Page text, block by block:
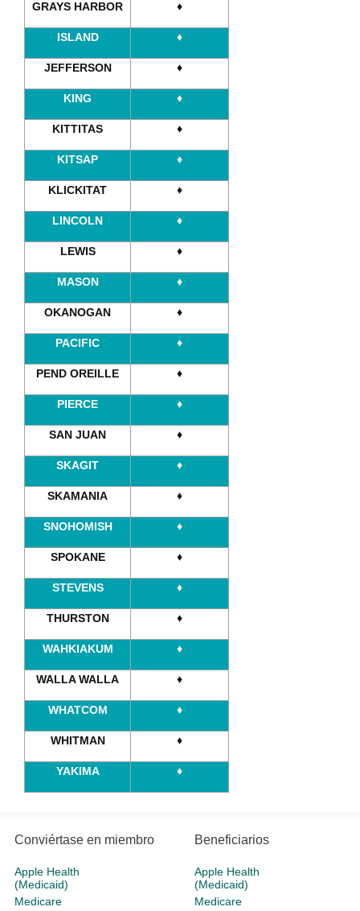
GRAYS HARBOR ♦
ISLAND ♦
JEFFERSON ♦
KING ♦
KITTITAS ♦
KITSAP ♦
KLICKITAT ♦
LINCOLN ♦
LEWIS ♦
MASON ♦
OKANOGAN ♦
PACIFIC ♦
PEND OREILLE ♦
PIERCE ♦
SAN JUAN ♦
SKAGIT ♦
SKAMANIA ♦
SNOHOMISH ♦
SPOKANE ♦
STEVENS ♦
THURSTON ♦
WAHKIAKUM ♦
WALLA WALLA ♦
WHATCOM ♦
WHITMAN ♦
YAKIMA ♦
Conviértase en miembro
Apple Health
(Medicaid)
Medicare
Beneficiarios
Apple Health
(Medicaid)
Medicare